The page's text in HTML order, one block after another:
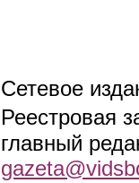
Сетевое
Реестровая
главный